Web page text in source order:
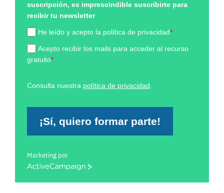
suscripción, es imprescindible suscribirte para
recibir tu newsletter
He leído y acepto la política de privacidad*
Acepto recibir los mails para acceder al recurso
gratuito*
Consulta nuestra política de privacidad
¡Sí, quiero formar parte!
Marketing por
ActiveCampaign